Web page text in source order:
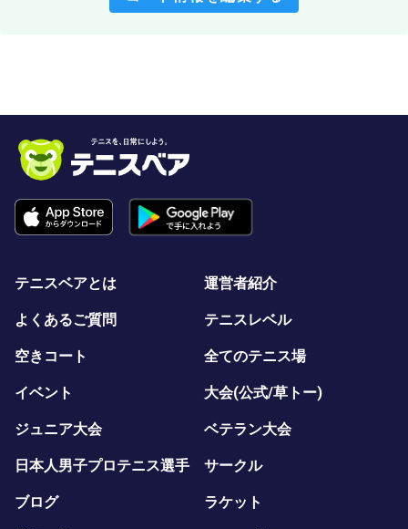
テニスベアとは 運営者紹介
よくあるご質問 テニスレベル
空きコート 全てのテニス場
イベント 大会(公式/草トー)
ジュニア大会 ベテラン大会
日本人男子プロテニス選手 サークル
ブログ ラケット